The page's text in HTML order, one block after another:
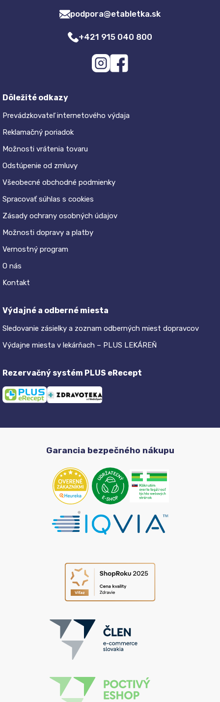
podpora@etabletka.sk
+421 915 040 800
Dôležité odkazy
Prevádzkovateľ internetového výdaja
Reklamačný poriadok
Možnosti vrátenia tovaru
Odstúpenie od zmluvy
Všeobecné obchodné podmienky
Spracovať súhlas s cookies
Zásady ochrany osobných údajov
Možnosti dopravy a platby
Vernostný program
O nás
Kontakt
Výdajné a odberné miesta
Sledovanie zásielky a zoznam odberných miest dopravcov
Výdajne miesta v lekárňach – PLUS LEKÁREŇ
Rezervačný systém PLUS eRecept
Garancia bezpečného nákupu